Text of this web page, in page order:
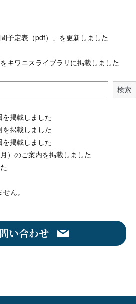
予定表（pdf）」を更新しました
キワニスライブラリに掲載しました
検索
掲載しました
掲載しました
掲載しました
）のご案内を掲載しました
ん。
い合わせ